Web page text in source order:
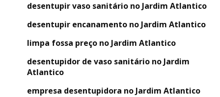
desentupir vaso sanitário no Jardim Atlantico
desentupir encanamento no Jardim Atlantico
limpa fossa preço no Jardim Atlantico
desentupidor de vaso sanitário no Jardim
Atlantico
empresa desentupidora no Jardim Atlantico